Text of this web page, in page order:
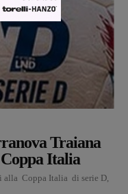
Traiana
Italia
alla Coppa Italia di serie D,